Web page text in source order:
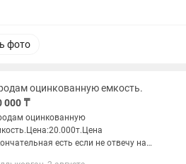
фото
оцинкованную емкость.
000 ₸
оцинкованную
есть если не отвечу на